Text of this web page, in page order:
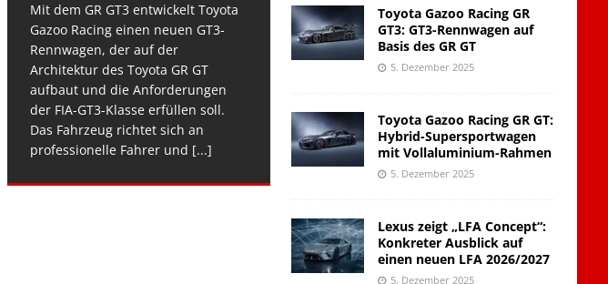
Mit dem GR GT3 entwickelt Toyota
Gazoo Racing einen neuen GT3-
Rennwagen, der auf der
Architektur des Toyota GR GT
aufbaut und die Anforderungen
der FIA-GT3-Klasse erfüllen soll.
Das Fahrzeug richtet sich an
professionelle Fahrer und [...]
Toyota Gazoo Racing GR
GT3: GT3-Rennwagen auf
Basis des GR GT
5. Dezember 2025
Toyota Gazoo Racing GR GT:
Hybrid-Supersportwagen
mit Vollaluminium-Rahmen
5. Dezember 2025
Lexus zeigt „LFA Concept“:
Konkreter Ausblick auf
einen neuen LFA 2026/2027
5. Dezember 2025